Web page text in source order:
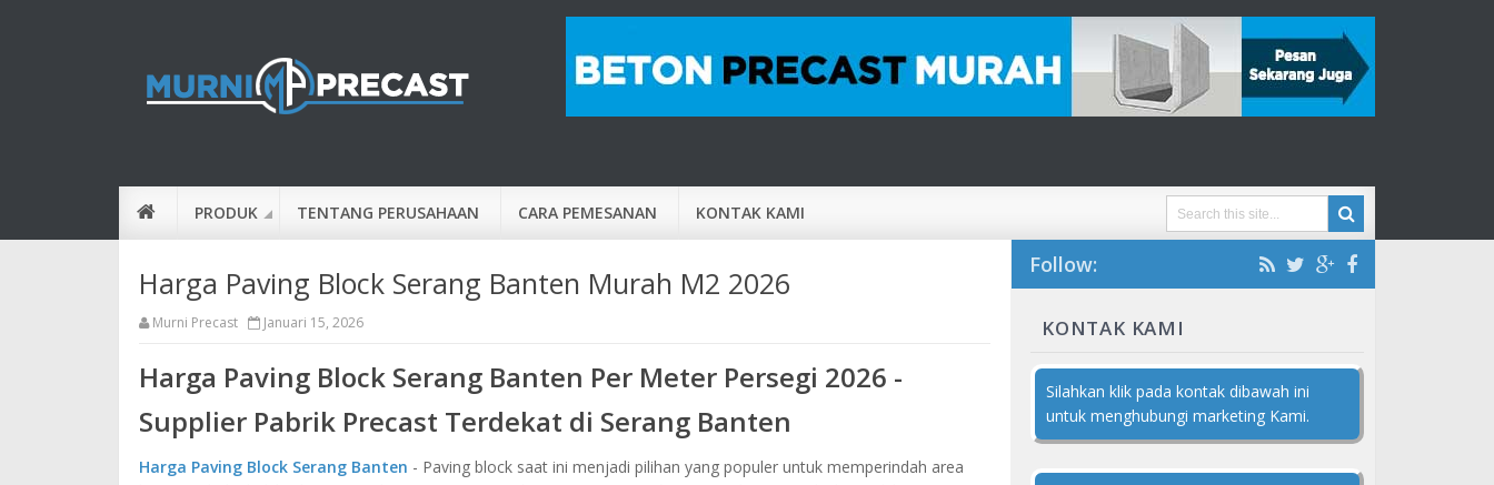
PRODUK TENTANG PERUSAHAAN CARA PEMESANAN KONTAK KAMI
Harga Paving Block Serang Banten Murah M2 2026
Murni Precast Januari 15, 2026
Harga Paving Block Serang Banten Per Meter Persegi 2026 -
Supplier Pabrik Precast Terdekat di Serang Banten
Harga Paving Block Serang Banten - Paving block saat ini menjadi pilihan yang populer untuk memperindah area
Follow:
KONTAK KAMI
Silahkan klik pada kontak dibawah ini
untuk menghubungi marketing Kami.